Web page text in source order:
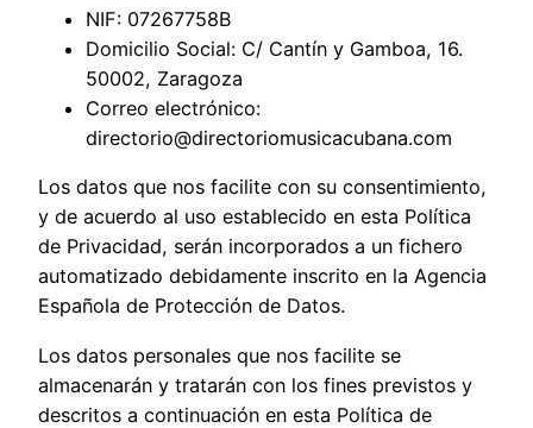
NIF: 07267758B
Domicilio Social: C/ Cantín y Gamboa, 16.
50002, Zaragoza
Correo electrónico:
directorio@directoriomusicacubana.com
Los datos que nos facilite con su consentimiento,
y de acuerdo al uso establecido en esta Política
de Privacidad, serán incorporados a un fichero
automatizado debidamente inscrito en la Agencia
Española de Protección de Datos.
Los datos personales que nos facilite se
almacenarán y tratarán con los fines previstos y
descritos a continuación en esta Política de